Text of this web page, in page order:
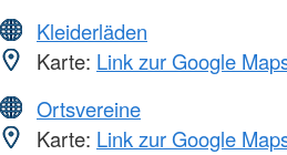
Kleiderläden
Karte: Link zur Google
Ortsvereine
Karte: Link zur Google